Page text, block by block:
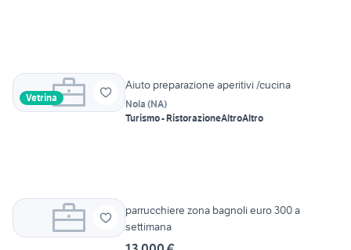
Vetrina
Aiuto preparazione aperitivi /cucina
Nola (NA)
Turismo - RistorazioneAltroAltro
parrucchiere zona bagnoli euro 300 a
settimana